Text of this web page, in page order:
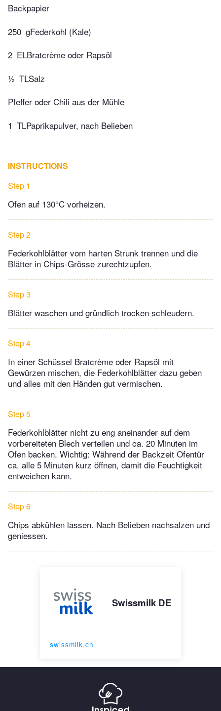
Backpapier
250 gFederkohl (Kale)
2 ELBratcrème oder Rapsöl
½ TLSalz
Pfeffer oder Chili aus der Mühle
1 TLPaprikapulver, nach Belieben
INSTRUCTIONS
Step 1
Ofen auf 130°C vorheizen.
Step 2
Federkohlblätter vom harten Strunk trennen und die
Blätter in Chips-Grösse zurechtzupfen.
Step 3
Blätter waschen und gründlich trocken schleudern.
Step 4
In einer Schüssel Bratcrème oder Rapsöl mit
Gewürzen mischen, die Federkohlblätter dazu geben
und alles mit den Händen gut vermischen.
Step 5
Federkohlblätter nicht zu eng aneinander auf dem
vorbereiteten Blech verteilen und ca. 20 Minuten im
Ofen backen. Wichtig: Während der Backzeit Ofentür
ca. alle 5 Minuten kurz öffnen, damit die Feuchtigkeit
entweichen kann.
Step 6
Chips abkühlen lassen. Nach Belieben nachsalzen und
geniessen.
Swissmilk DE
swissmilk.ch